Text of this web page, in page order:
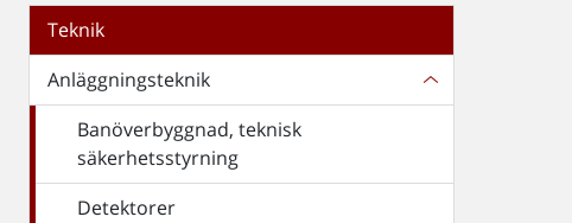
Teknik
Anläggningsteknik
Banöverbyggnad, teknisk
säkerhetsstyrning
Detektorer